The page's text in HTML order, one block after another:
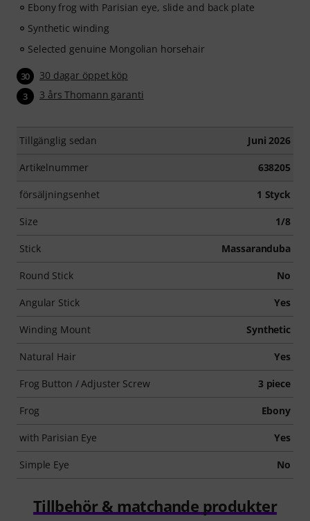
Ebony frog with Parisian eye, slide and back plate
Synthetic winding
Selected genuine Mongolian horsehair
30 30 dagar öppet köp
3 3 års Thomann garanti
Tillgänglig sedan Juni 2026
Artikelnummer 638205
försäljningsenhet 1 Styck
Size 1/8
Stick Massaranduba
Round Stick No
Angular Stick Yes
Winding Mount Synthetic
Natural Hair Yes
Frog Button / Adjuster Screw 3 piece
Frog Ebony
with Parisian Eye Yes
Simple Eye No
Tillbehör & matchande produkter